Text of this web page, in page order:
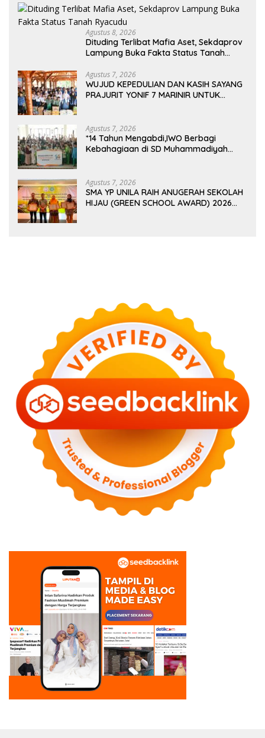
Agustus 8, 2026
Dituding Terlibat Mafia Aset, Sekdaprov
Lampung Buka Fakta Status Tanah
Agustus 7, 2026
WUJUD KEPEDULIAN DAN KASIH SAYANG
PRAJURIT YONIF 7 MARINIR UNTUK
Agustus 7, 2026
*14 Tahun Mengabdi,IWO Berbagi
Kebahagiaan di SD Muhammadiyah
Agustus 7, 2026
SMA YP UNILA RAIH ANUGERAH SEKOLAH
HIJAU (GREEN SCHOOL AWARD) 2026